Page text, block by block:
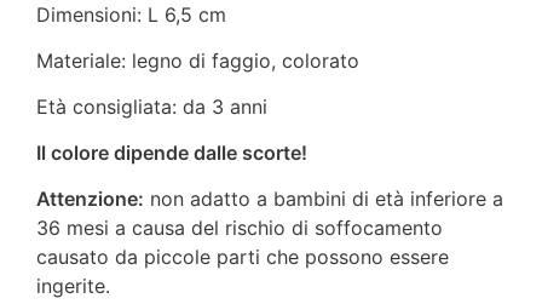
Dimensioni: L 6,5 cm
Materiale: legno di faggio, colorato
Età consigliata: da 3 anni
Il colore dipende dalle scorte!
Attenzione: non adatto a bambini di età inferiore a
36 mesi a causa del rischio di soffocamento
causato da piccole parti che possono essere
ingerite.